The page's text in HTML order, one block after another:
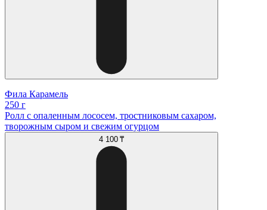
Фила Карамель
250 г
Ролл с опаленным лососем, тростниковым сахаром,
творожным сыром и свежим огурцом
4 100 ₸